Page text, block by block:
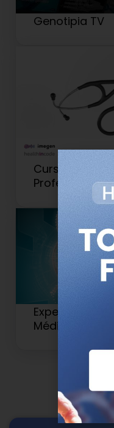
Genotipia TV
Curso de
Profesionales
Experto
Médica y